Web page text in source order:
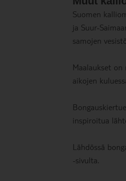
Suomen
ja Suur-
samojen
Maalaukset on
aikojen
inspiroitua
Lähdössä
-sivulta.